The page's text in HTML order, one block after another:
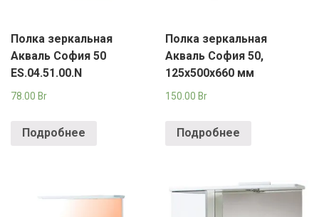
Полка зеркальная
Акваль София 50
ES.04.51.00.N
78.00 Br
Подробнее
Полка зеркальная
Акваль София 50,
125х500х660 мм
150.00 Br
Подробнее